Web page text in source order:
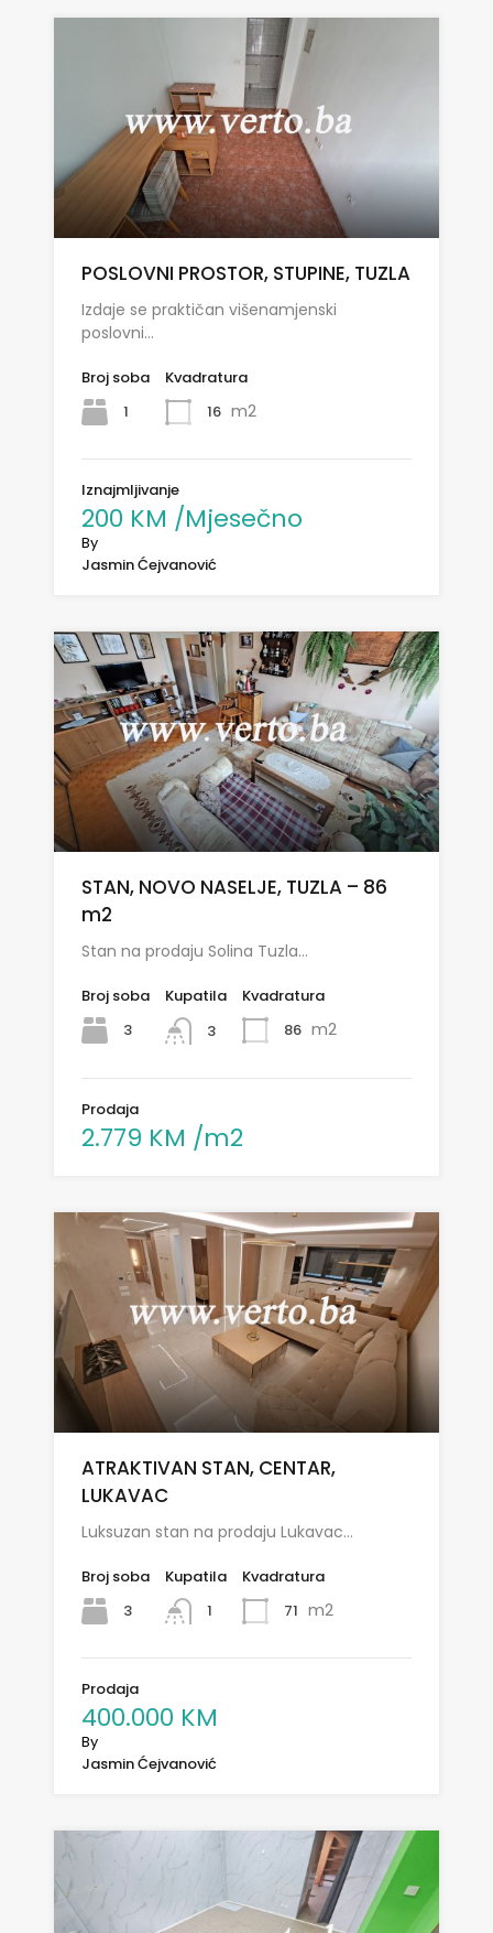
POSLOVNI PROSTOR, STUPINE, TUZLA
Izdaje se praktičan višenamjenski
poslovni…
Broj soba
1
Kvadratura
16 m2
Iznajmljivanje
200 KM /Mjesečno
By
Jasmin Ćejvanović
STAN, NOVO NASELJE, TUZLA – 86
m2
Stan na prodaju Solina Tuzla…
Broj soba
3
Kupatila
3
Kvadratura
86 m2
Prodaja
2.779 KM /m2
ATRAKTIVAN STAN, CENTAR,
LUKAVAC
Luksuzan stan na prodaju Lukavac…
Broj soba
3
Kupatila
1
Kvadratura
71 m2
Prodaja
400.000 KM
By
Jasmin Ćejvanović